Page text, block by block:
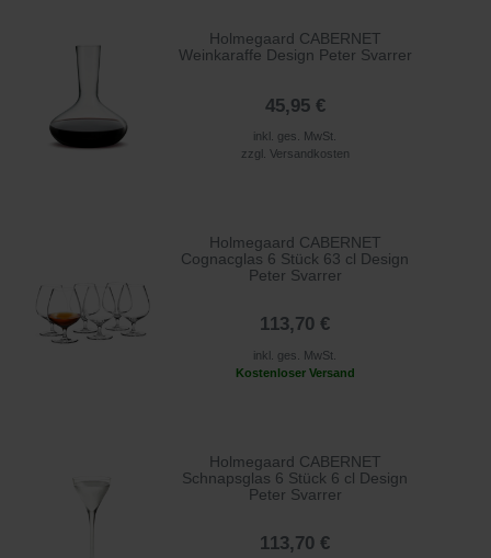
Holmegaard CABERNET
Weinkaraffe Design Peter Svarrer
45,95 €
inkl. ges. MwSt.
zzgl. Versandkosten
Holmegaard CABERNET
Cognacglas 6 Stück 63 cl Design
Peter Svarrer
113,70 €
inkl. ges. MwSt.
Kostenloser Versand
Holmegaard CABERNET
Schnapsglas 6 Stück 6 cl Design
Peter Svarrer
113,70 €